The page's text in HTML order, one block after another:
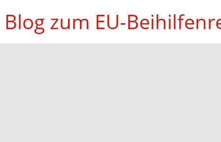
Blog zum EU-